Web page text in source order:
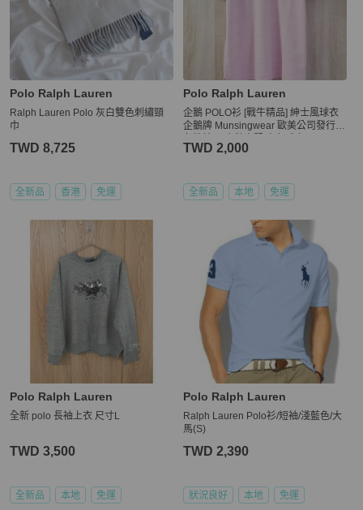
Polo Ralph Lauren
Ralph Lauren Polo 灰白雙色刺繡頸
巾
TWD 8,725
全新品 香港 免運
Polo Ralph Lauren
企鵝 POLO衫 [戰牛精品] 紳士風球衣
企鵝牌 Munsingwear 歐美公司發行
TWD 2,000
全新品 本地 免運
Polo Ralph Lauren
全新 polo 長袖上衣 尺寸L
TWD 3,500
全新品 本地 免運
Polo Ralph Lauren
Ralph Lauren Polo衫/短袖/淺藍色/大
馬(S)
TWD 2,390
狀況良好 本地 免運